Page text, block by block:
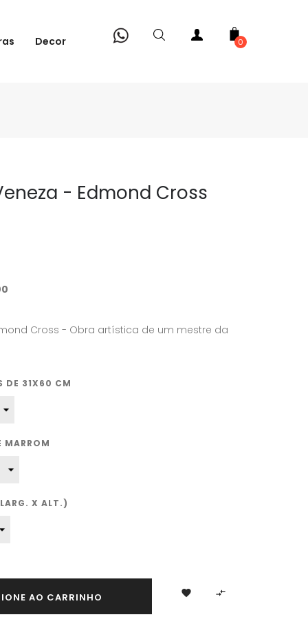
Decor 0
- Edmond Cross
Cross - Obra artística de um mestre da
DE 31X60 CM
MARROM
X ALT.)
AO CARRINHO  